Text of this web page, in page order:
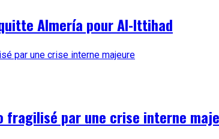
Almería pour Al-Ittihad
fragilisé par une crise interne